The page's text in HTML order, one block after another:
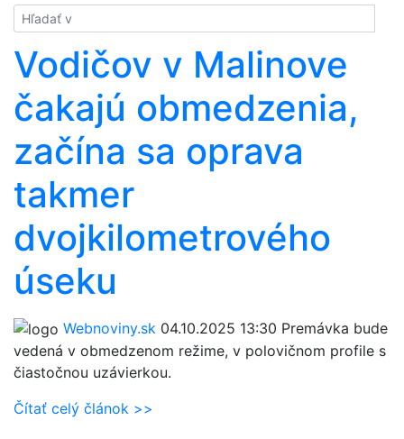
Hladať
Vodičov v Malinove
čakajú obmedzenia,
začína sa oprava
takmer
dvojkilometrového
úseku
Webnoviny.sk 04.10.2025 13:30 Premávka bude
vedená v obmedzenom režime, v polovičnom profile s
čiastočnou uzávierkou.
Čítať celý článok >>